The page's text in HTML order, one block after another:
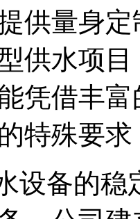
供量身
供水项
凭借丰
特殊要
设备的